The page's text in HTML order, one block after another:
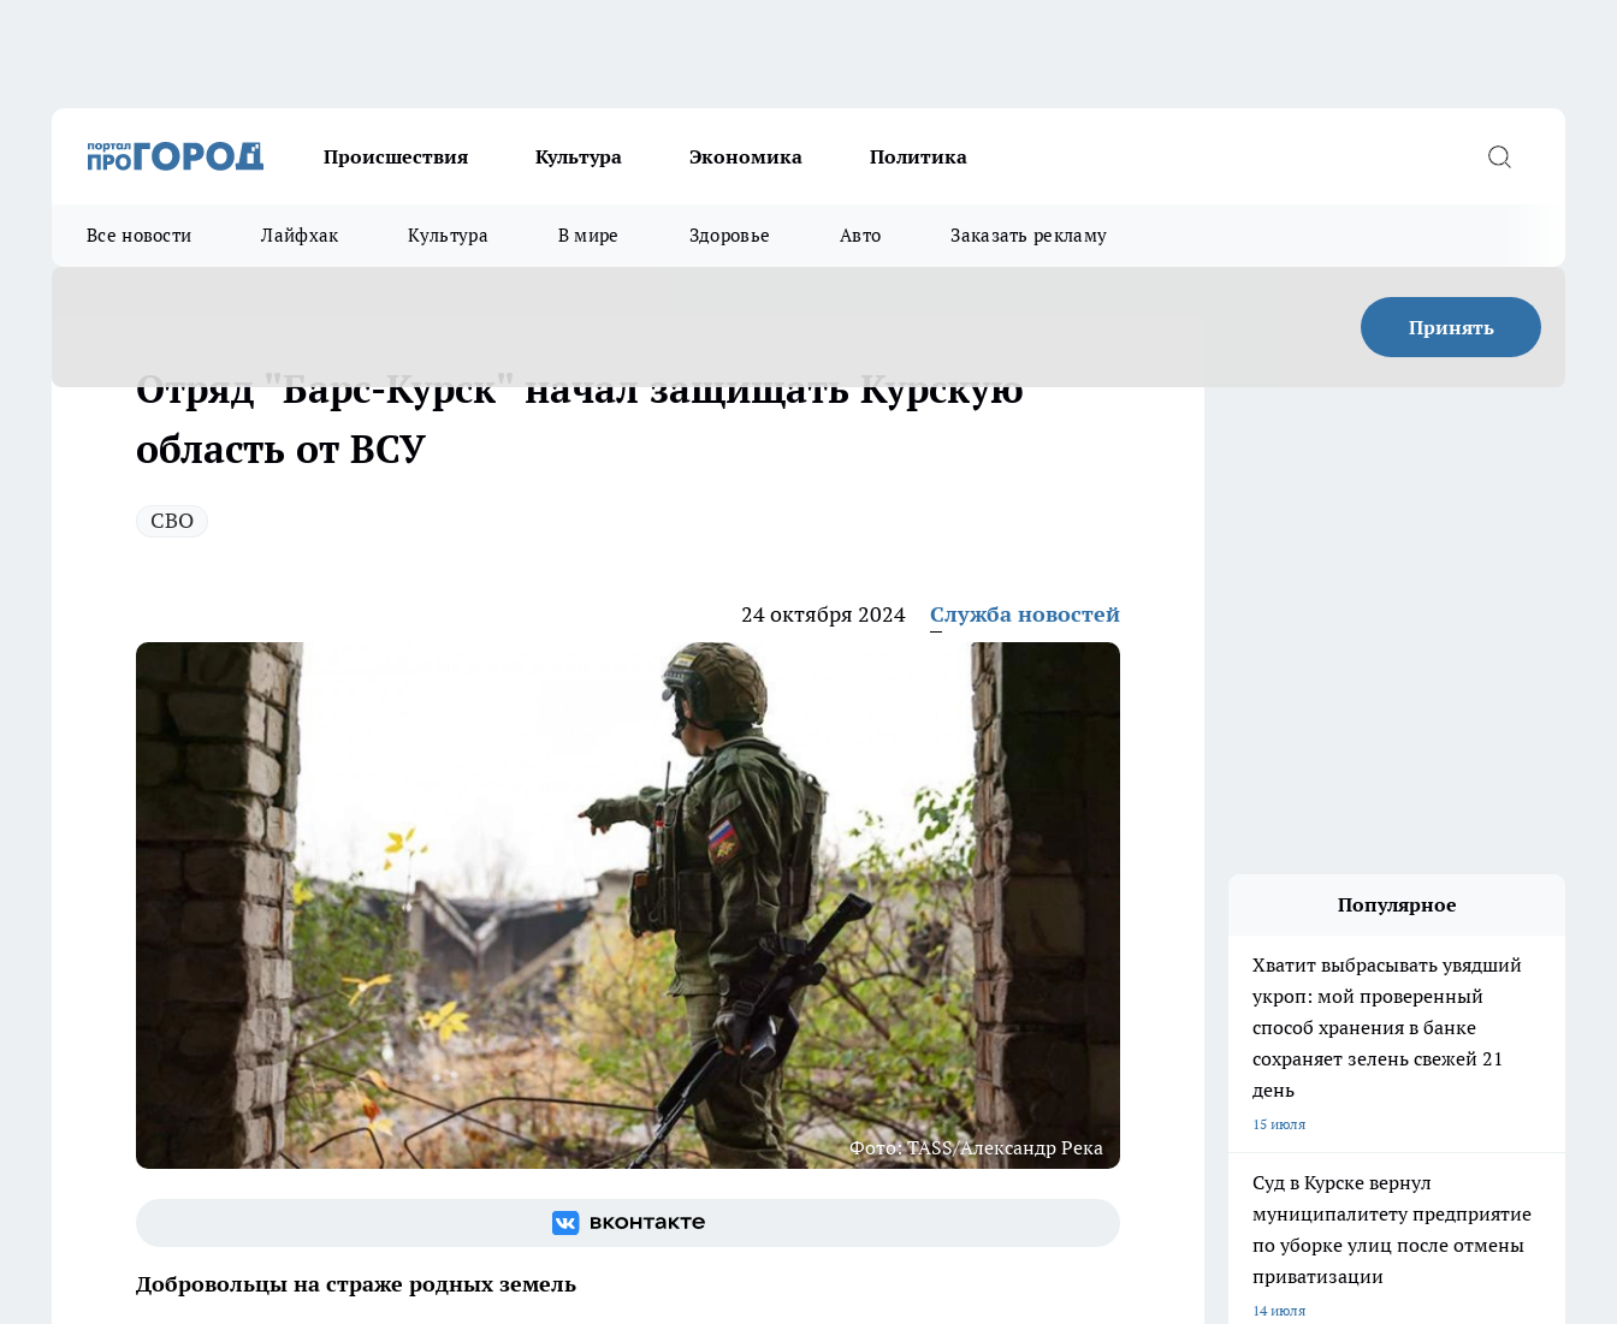
Происшествия Культура Экономика Политика
Все новости Лайфхак Культура В мире Здоровье Авто Заказать рекламу
Принять
Отряд "Барс-Курск" начал защищать Курскую
область от ВСУ
СВО
24 октября 2024 Служба новостей
Фото: TASS/Александр Река
Добровольцы на страже родных земель
Популярное
Хватит выбрасывать увядший
укроп: мой проверенный
способ хранения в банке
сохраняет зелень свежей 21
день
15 июля
Суд в Курске вернул
муниципалитету предприятие
по уборке улиц после отмены
приватизации
14 июля